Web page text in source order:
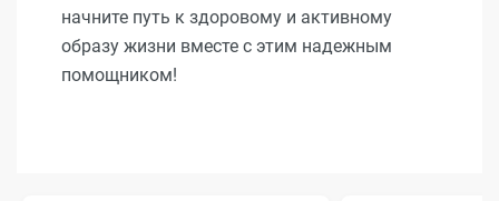
начните путь к здоровому и активному
образу жизни вместе с этим надежным
помощником!